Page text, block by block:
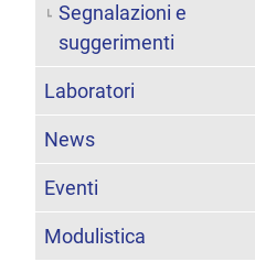
Segnalazioni e
suggerimenti
Laboratori
News
Eventi
Modulistica